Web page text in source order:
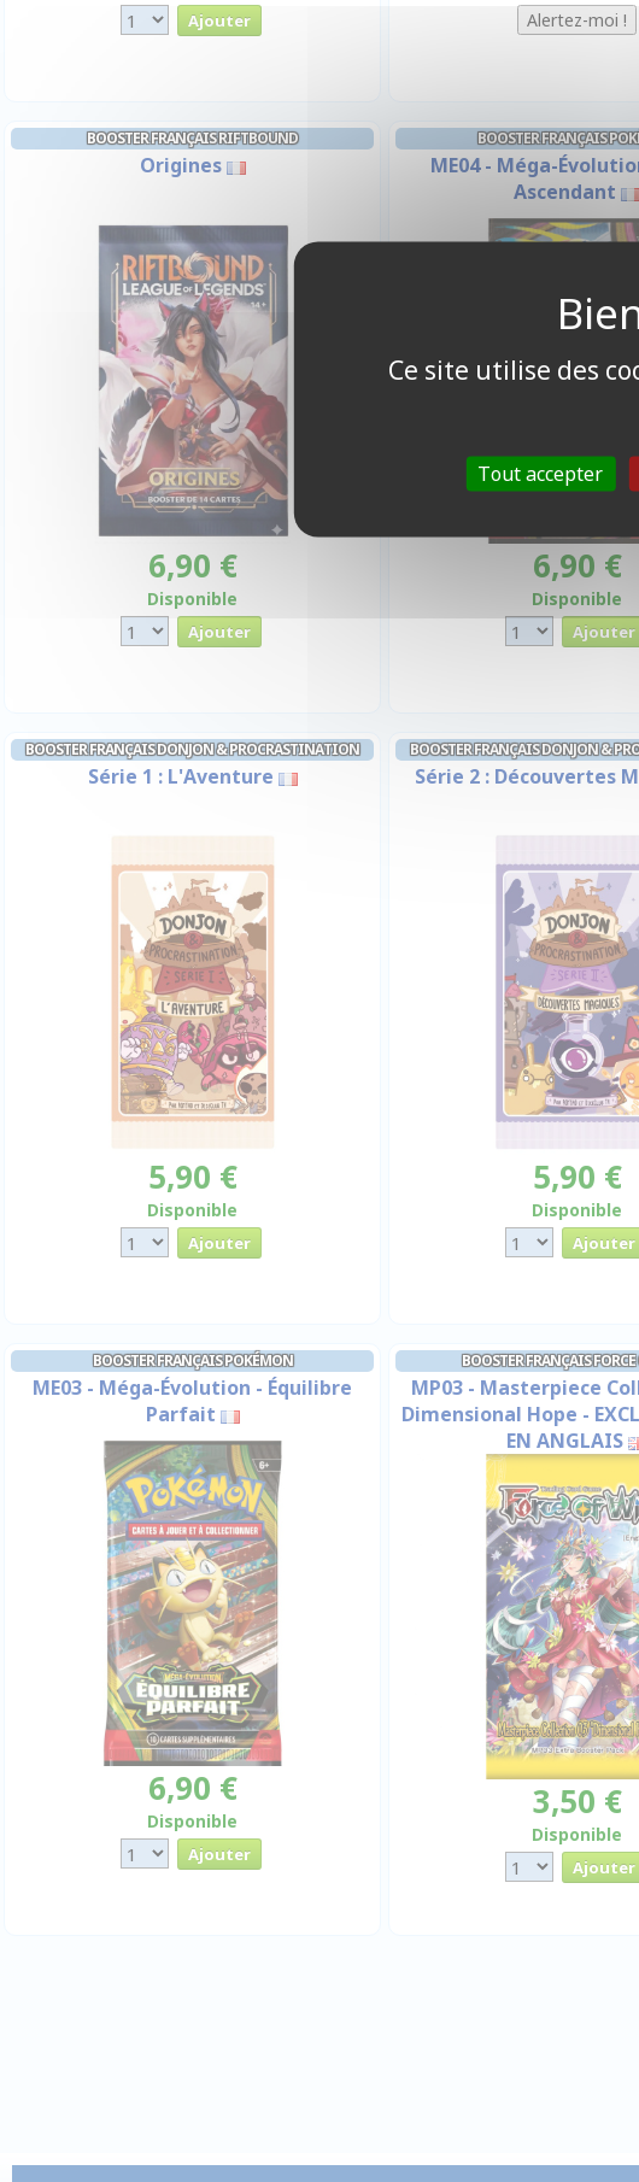
BOOSTER FRANÇAIS RIFTBOUND
Origines
6,90 €
Disponible
BOOSTER FRANÇAIS
ME04 - Méga-
Ascendant
6,90 €
Disponible
BOOSTER FRANÇAIS DONJON & PROCRASTINATION
Série 1 : L'Aventure
5,90 €
Disponible
BOOSTER FRANÇAIS DONJON &
Série 2 : Découvertes
5,90 €
Disponible
BOOSTER FRANÇAIS POKÉMON
ME03 - Méga-Évolution - Équilibre
Parfait
6,90 €
Disponible
BOOSTER FRANÇAIS
MP03 - Masterpiece
Dimensional Hope -
EN ANGLAIS
3,50 €
Disponible
Ce site utilise des
Tout accepter